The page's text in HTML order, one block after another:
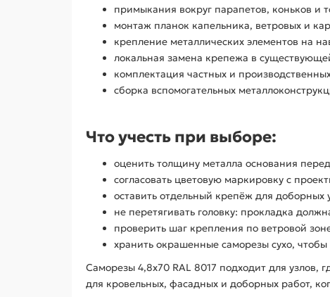
примыкания вокруг парапетов, коньков и
монтаж планок капельника, ветровых и
крепление металлических элементов на
локальная замена крепежа в
комплектация частных и
сборка вспомогательных
Что учесть при выборе:
оценить толщину металла основания
согласовать цветовую маркировку с
оставить отдельный крепёж для доборных
не перетягивать головку: прокладка
проверить шаг крепления по ветровой
хранить окрашенные саморезы сухо,
Саморезы 4,8х70 RAL 8017 подходит для
для кровельных, фасадных и доборных работ,